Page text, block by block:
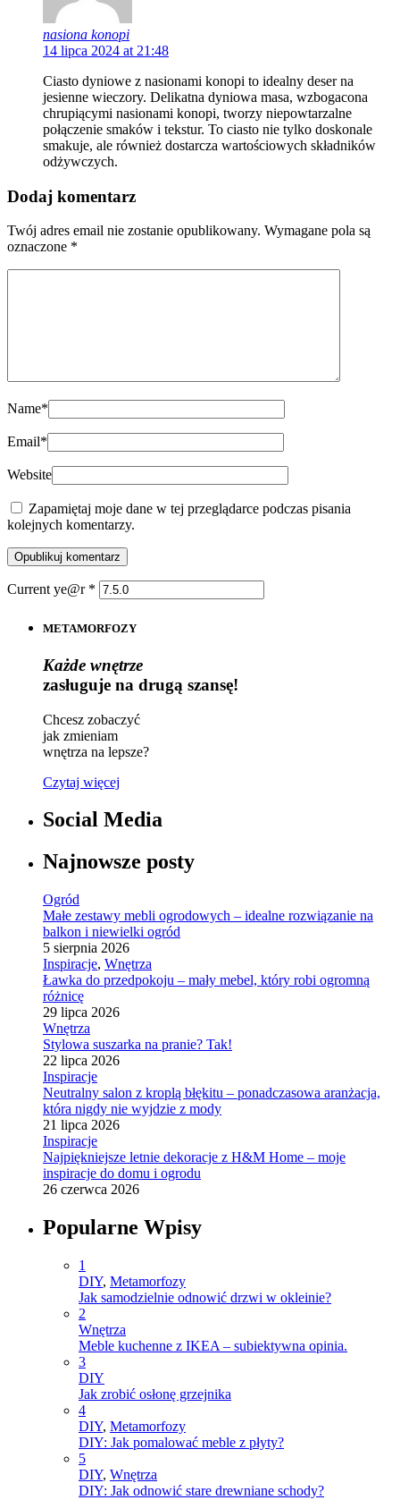
nasiona konopi
14 lipca 2024 at 21:48
Ciasto dyniowe z nasionami konopi to idealny deser na
jesienne wieczory. Delikatna dyniowa masa, wzbogacona
chrupiącymi nasionami konopi, tworzy niepowtarzalne
połączenie smaków i tekstur. To ciasto nie tylko doskonale
smakuje, ale również dostarcza wartościowych składników
odżywczych.
Dodaj komentarz
Twój adres email nie zostanie opublikowany. Wymagane pola są
oznaczone *
Name*
Email*
Website
Zapamiętaj moje dane w tej przeglądarce podczas pisania
kolejnych komentarzy.
Current ye@r *
METAMORFOZY
Każde wnętrze
zasługuje na drugą szansę!
Chcesz zobaczyć
jak zmieniam
wnętrza na lepsze?
Czytaj więcej
Social Media
Najnowsze posty
Ogród
Małe zestawy mebli ogrodowych – idealne rozwiązanie na
balkon i niewielki ogród
5 sierpnia 2026
Inspiracje, Wnętrza
Ławka do przedpokoju – mały mebel, który robi ogromną
różnicę
29 lipca 2026
Wnętrza
Stylowa suszarka na pranie? Tak!
22 lipca 2026
Inspiracje
Neutralny salon z kroplą błękitu – ponadczasowa aranżacja,
która nigdy nie wyjdzie z mody
21 lipca 2026
Inspiracje
Najpiękniejsze letnie dekoracje z H&M Home – moje
inspiracje do domu i ogrodu
26 czerwca 2026
Popularne Wpisy
1
DIY, Metamorfozy
Jak samodzielnie odnowić drzwi w okleinie?
2
Wnętrza
Meble kuchenne z IKEA – subiektywna opinia.
3
DIY
Jak zrobić osłonę grzejnika
4
DIY, Metamorfozy
DIY: Jak pomalować meble z płyty?
5
DIY, Wnętrza
DIY: Jak odnowić stare drewniane schody?